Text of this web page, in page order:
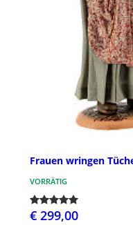
Frauen wringen
VORRÄTIG
€ 299,00